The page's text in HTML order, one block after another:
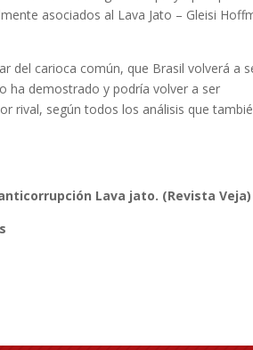
asociados al Lava Jato – Gleisi
del carioca común, que Brasil volverá a
ha demostrado y podría volver a ser
rival, según todos los análisis que
Lava jato. (Revista Veja)